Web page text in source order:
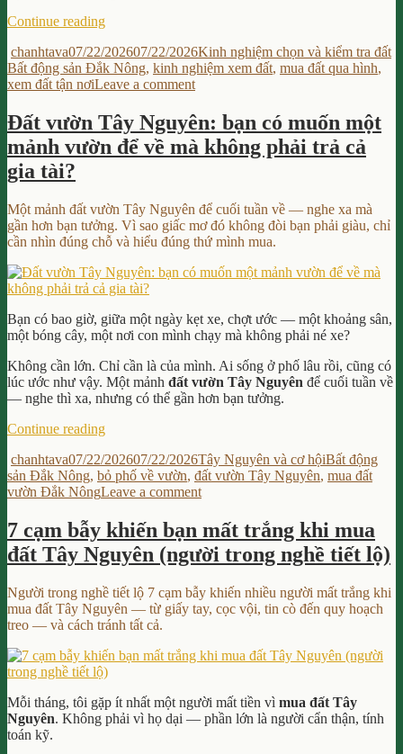
Continue reading“Kinh
xem
đất:
tại
tôi
không
bao
lô
đất
chỉ
vài
tấm
hình
đẹp”
Author
chanhtavaPosted
on
07/22/202607/22/2026Categories
Kinh nghiệm chọn và kiểm tra đất
Bất động sản Đắk Nông, kinh nghiệm xem đất, mua đất qua hình,
xem đất tận nơiLeave a commenton
nghiệm
xem
đất:
không
bao
giờ
một
chỉ
qua
vài
tấm
hình
đẹp
Đất vườn Tây Nguyên: bạn có muốn một
mảnh vườn để về mà không phải trả cả
gia tài?
Một mảnh đất vườn Tây Nguyên để cuối tuần về — nghe xa mà
gần hơn bạn tưởng. Vì sao giấc mơ đó không đòi bạn phải giàu, chỉ
cần nhìn đúng chỗ và hiểu đúng thứ mình mua.
Bạn có bao giờ, giữa một ngày kẹt xe, chợt ước — một khoảng sân,
một bóng cây, một nơi con mình chạy mà không phải né xe?
Không cần lớn. Chỉ cần là của mình. Ai sống ở phố lâu rồi, cũng có
lúc ước như vậy. Một mảnh đất vườn Tây Nguyên để cuối tuần về
— nghe thì xa, nhưng có thể gần hơn bạn tưởng.
Continue reading“Đất
Tây
Nguyên:
bạn
muốn
một
mảnh
để
về
mà
phải
trả
gia
tài?”
Author
chanhtavaPosted
on
07/22/202607/22/2026Categories
Tây Nguyên và cơ hộiTags
Bất động
sản Đắk Nông, bỏ phố về vườn, đất vườn Tây Nguyên, mua đất
vườn Đắk NôngLeave a commenton
vườn
Tây
Nguyên:
có
muốn
một
vườn
mà
không
7 cạm bẫy khiến bạn mất trắng khi mua
đất Tây Nguyên (người trong nghề tiết lộ)
Người trong nghề tiết lộ 7 cạm bẫy khiến nhiều người mất trắng khi
mua đất Tây Nguyên — từ giấy tay, cọc vội, tin cò đến quy hoạch
treo — và cách tránh tất cả.
Mỗi tháng, tôi gặp ít nhất một người mất tiền vì mua đất Tây
Nguyên. Không phải vì họ dại — phần lớn là người cẩn thận, tính
toán kỹ.